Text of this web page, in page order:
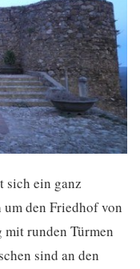
sich ein ganz
den Friedhof von
runden Türmen
sind an den